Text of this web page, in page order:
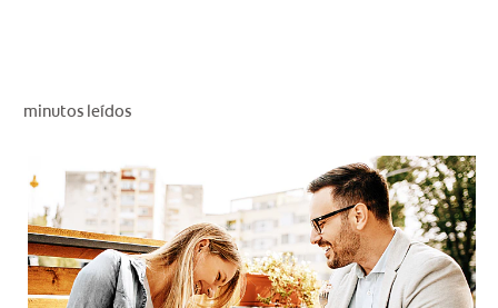
CUPONES
DÓNDE COMPRAR
VE (ES)
minutos leídos